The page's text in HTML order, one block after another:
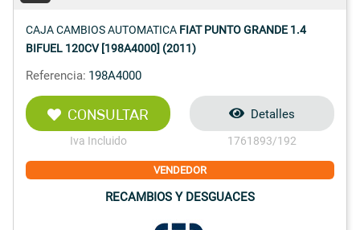
CAJA CAMBIOS AUTOMATICA FIAT PUNTO GRANDE 1.4
BIFUEL 120CV [198A4000] (2011)
Referencia: 198A4000
CONSULTAR
Iva Incluido
Detalles
1761893/192
VENDEDOR
RECAMBIOS Y DESGUACES